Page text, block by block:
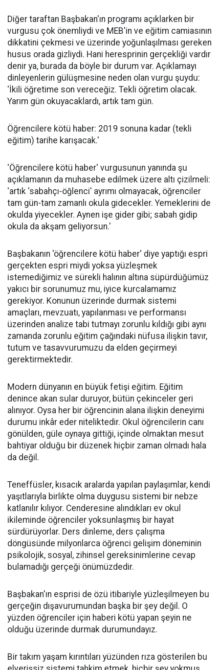
Diğer taraftan Başbakan'ın programı açıklarken bir
vurgusu çok önemliydi ve MEB'in ve eğitim camiasının
dikkatini çekmesi ve üzerinde yoğunlaşılması gereken
husus orada gizliydi. Hani heresprinin gerçekliği vardır
denir ya, burada da böyle bir durum var. Açıklamayı
dinleyenlerin gülüşmesine neden olan vurgu şuydu:
'İkili öğretime son vereceğiz. Tekli öğretim olacak.
Yarım gün okuyacaklardı, artık tam gün.
Öğrencilere kötü haber: 2019 sonuna kadar (tekli
eğitim) tarihe karışacak.'
'Öğrencilere kötü haber' vurgusunun yanında şu
açıklamanın da muhasebe edilmek üzere altı çizilmeli:
'artık 'sabahçı-öğlenci' ayrımı olmayacak, öğrenciler
tam gün-tam zamanlı okula gidecekler. Yemeklerini de
okulda yiyecekler. Aynen işe gider gibi; sabah gidip
okula da akşam geliyorsun.'
Başbakanın 'öğrencilere kötü haber' diye yaptığı espri
gerçekten espri miydi yoksa yüzleşmek
istemediğimiz ve sürekli halının altına süpürdüğümüz
yakıcı bir sorunumuz mu, iyice kurcalamamız
gerekiyor. Konunun üzerinde durmak sistemi
amaçları, mevzuatı, yapılanması ve performansı
üzerinden analize tabi tutmayı zorunlu kıldığı gibi aynı
zamanda zorunlu eğitim çağındaki nüfusa ilişkin tavır,
tutum ve tasavvurumuzu da elden geçirmeyi
gerektirmektedir.
Modern dünyanın en büyük fetişi eğitim. Eğitim
denince akan sular duruyor, bütün çekinceler geri
alınıyor. Oysa her bir öğrencinin alana ilişkin deneyimi
durumu inkâr eder niteliktedir. Okul öğrencilerin canı
gönülden, güle oynaya gittiği, içinde olmaktan mesut
bahtiyar olduğu bir düzenek hiçbir zaman olmadı hala
da değil.
Teneffüsler, kısacık aralarda yapılan paylaşımlar, kendi
yaşıtlarıyla birlikte olma duygusu sistemi bir nebze
katlanılır kılıyor. Cenderesine alındıkları ev okul
ikileminde öğrenciler yoksunlaşmış bir hayat
sürdürüyorlar. Ders dinleme, ders çalışma
döngüsünde milyonlarca öğrenci gelişim döneminin
psikolojik, sosyal, zihinsel gereksinimlerine cevap
bulamadığı gerçeği önümüzdedir.
Başbakan'ın esprisi de özü itibariyle yüzleşilmeyen bu
gerçeğin dışavurumundan başka bir şey değil. O
yüzden öğrenciler için haberi kötü yapan şeyin ne
olduğu üzerinde durmak durumundayız.
Bir takım yaşam kırıntıları yüzünden rıza gösterilen bu